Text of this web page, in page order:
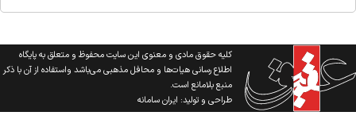
کلیه حقوق مادی و معنوی این سایت محفوظ و متعلق به پایگاه
اطلاع رسانی هیات‌ها و محافل مذهبی می‌باشد واستفاده از آن با ذکر
منبع بلامانع است.
طراحی و تولید:ایران سامانه